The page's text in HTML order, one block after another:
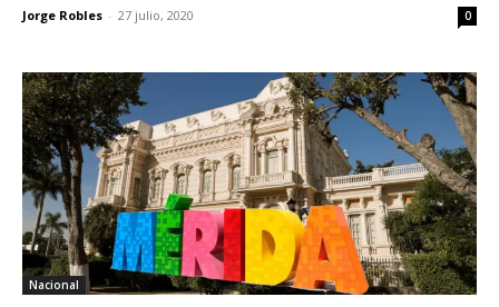
Jorge Robles - 27 julio, 2020 0
Nacional